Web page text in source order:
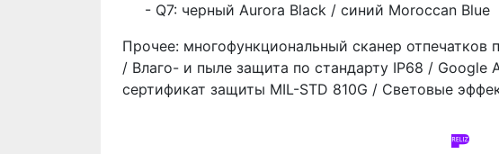
- Q7: черный Aurora Black / синий Moroccan Blue
Прочее: многофункциональный сканер отпечатков
/ Влаго- и пыле защита по стандарту IP68 / Google
сертификат защиты MIL-STD 810G / Световые